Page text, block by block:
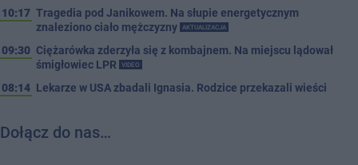
10:17 Tragedia pod Janikowem. Na słupie energetycznym
znaleziono ciało mężczyzny
AKTUALIZACJA
09:30 Ciężarówka zderzyła się z kombajnem. Na miejscu lądował
śmigłowiec LPR
VIDEO
08:14 Lekarze w USA zbadali Ignasia. Rodzice przekazali wieści
Dołącz do nas…